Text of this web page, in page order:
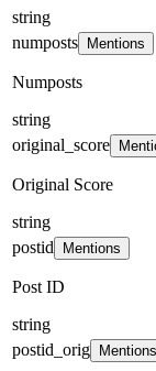
string
numposts
Mentions
Numposts
string
original_score
Original Score
string
postid
Mentions
Post ID
string
postid_orig
Mentions